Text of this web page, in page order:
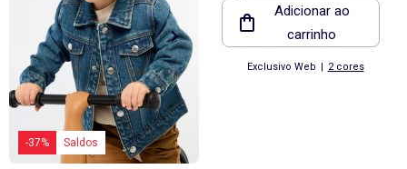
-37% Saldos
Adicionar ao
carrinho
Exclusivo Web | 2 cores